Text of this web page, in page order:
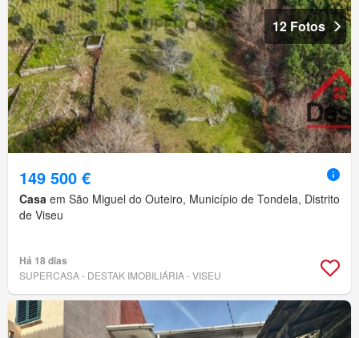
12 Fotos
149 500 €
Casa em São Miguel do Outeiro, Município de Tondela, Distrito
de Viseu
Há 18 dias
SUPERCASA - DESTAK IMOBILIÁRIA - VISEU